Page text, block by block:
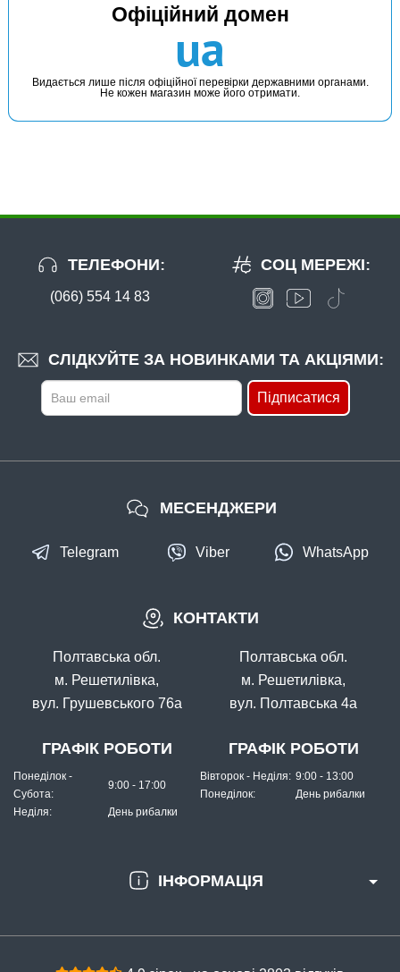
Офіційний домен
ua
Видається лише після офіційної перевірки державними органами.
Не кожен магазин може його отримати.
ТЕЛЕФОНИ:
(066) 554 14 83
СЛІДКУЙТЕ ЗА НОВИНКАМИ ТА АКЦІЯМИ:
Підписатися
СОЦ МЕРЕЖІ:
ІНФОРМАЦІЯ
КОНТАКТИ
Полтавська обл.
м. Решетилівка,
вул. Грушевського 76а
ГРАФІК РОБОТИ
Понеділок -
Субота:
9:00 - 17:00
Неділя: День рибалки
Полтавська обл.
м. Решетилівка,
вул. Полтавська 4а
ГРАФІК РОБОТИ
Вівторок - Неділя: 9:00 - 13:00
Понеділок:
День рибалки
МЕСЕНДЖЕРИ
Telegram Viber WhatsApp